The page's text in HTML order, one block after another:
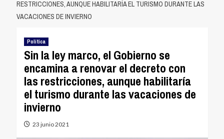
RESTRICCIONES, AUNQUE HABILITARÍA EL TURISMO DURANTE LAS
VACACIONES DE INVIERNO
Política
Sin la ley marco, el Gobierno se
encamina a renovar el decreto con
las restricciones, aunque habilitaría
el turismo durante las vacaciones de
invierno
23 junio 2021